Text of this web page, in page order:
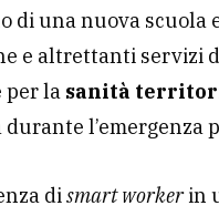
di una nuova scuola
e altrettanti servizi
per la sanità
l’emergenza
dismart workerin